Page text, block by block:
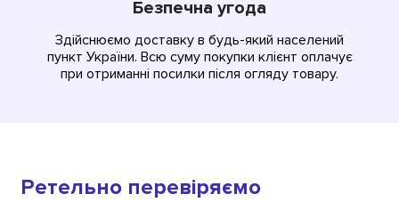
Безпечна угода
Здійснюємо доставку в будь-який населений
пункт України. Всю суму покупки клієнт оплачує
при отриманні посилки після огляду товару.
Ретельно перевіряємо